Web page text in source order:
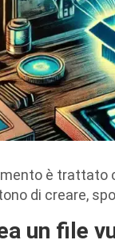
è
di creare,
un file